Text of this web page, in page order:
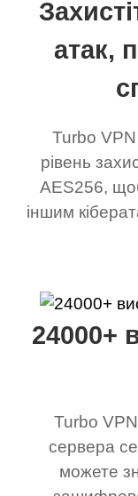
атак,
Turbo
рівень
AES256,
іншим
24000+
Turbo
сервера
можете